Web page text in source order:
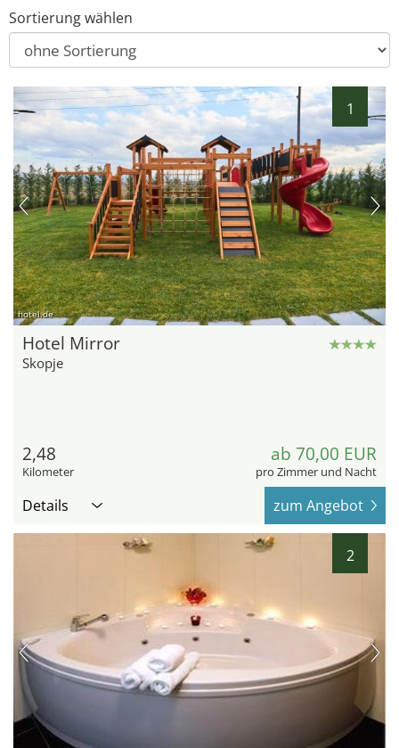
Sortierung wählen
1
hotel.de
Hotel Mirror
Skopje
2,48
Kilometer
ab 70,00 EUR
pro Zimmer und Nacht
Details zum Angebot
2